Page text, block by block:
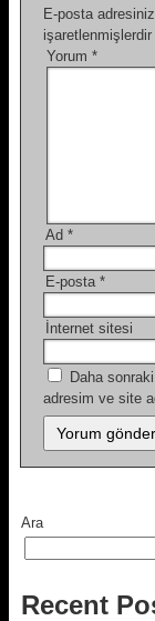
E-posta
işaretlenmişlerdir
Yorum *
Ad *
E-posta *
İnternet sitesi
Daha
adresim ve site
Ara
Recent